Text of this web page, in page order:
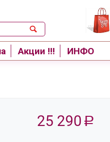
Акции !!! ИНФО
25 290 Р